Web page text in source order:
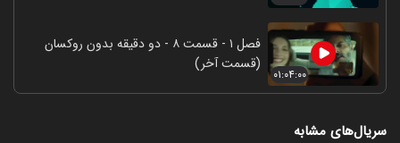
۰۱:۰۴:۰۰
فصل ۱ - قسمت ۸ - دو دقیقه بدون روکسان
(قسمت آخر)
سریال‌های مشابه